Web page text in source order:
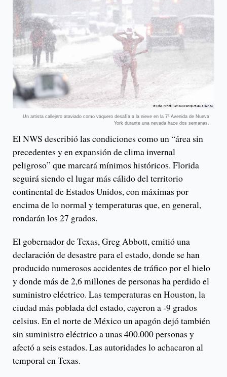
Un artista callejero ataviado como vaquero desafía a la nieve en la 7ª Avenida de Nueva
York durante una nevada hace dos semanas.
El NWS describió las condiciones como un “área sin
precedentes y en expansión de clima invernal
peligroso” que marcará mínimos históricos. Florida
seguirá siendo el lugar más cálido del territorio
continental de Estados Unidos, con máximas por
encima de lo normal y temperaturas que, en general,
rondarán los 27 grados.
El gobernador de Texas, Greg Abbott, emitió una
declaración de desastre para el estado, donde se han
producido numerosos accidentes de tráfico por el hielo
y donde más de 2,6 millones de personas ha perdido el
suministro eléctrico. Las temperaturas en Houston, la
ciudad más poblada del estado, cayeron a -9 grados
celsius. En el norte de México un apagón dejó también
sin suministro eléctrico a unas 400.000 personas y
afectó a seis estados. Las autoridades lo achacaron al
temporal en Texas.